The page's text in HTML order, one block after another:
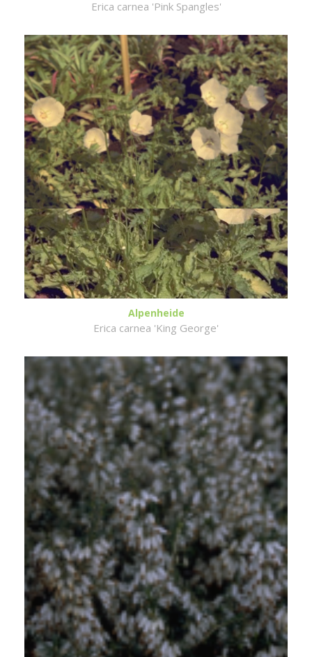
Erica carnea 'Pink Spangles'
Alpenheide
Erica carnea 'King George'
Alpenheide
Erica carnea 'Springwood White'